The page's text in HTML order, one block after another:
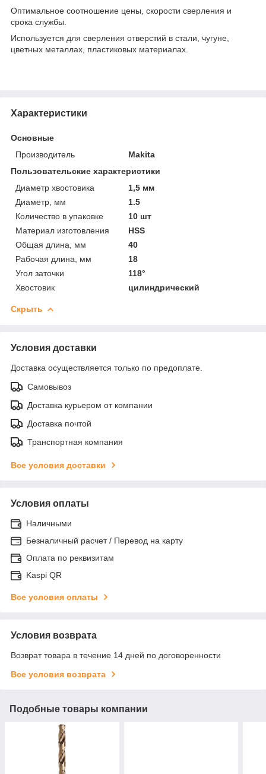
Оптимальное соотношение цены, скорости сверления и
срока службы.
Используется для сверления отверстий в стали, чугуне,
цветных металлах, пластиковых материалах.
Характеристики
Основные
Производитель
Makita
Пользовательские характеристики
Диаметр хвостовика
1,5 мм
Диаметр, мм
1.5
Количество в упаковке
10 шт
Материал изготовления
HSS
Общая длина, мм
40
Рабочая длина, мм
18
Угол заточки
118°
Хвостовик
цилиндрический
Скрыть
Условия доставки
Доставка осуществляется только по предоплате.
Самовывоз
Доставка курьером от компании
Доставка почтой
Транспортная компания
Все условия доставки
Условия оплаты
Наличными
Безналичный расчет / Перевод на карту
Оплата по реквизитам
Kaspi QR
Все условия оплаты
Условия возврата
Возврат товара в течение 14 дней по договоренности
Все условия возврата
Подобные товары компании